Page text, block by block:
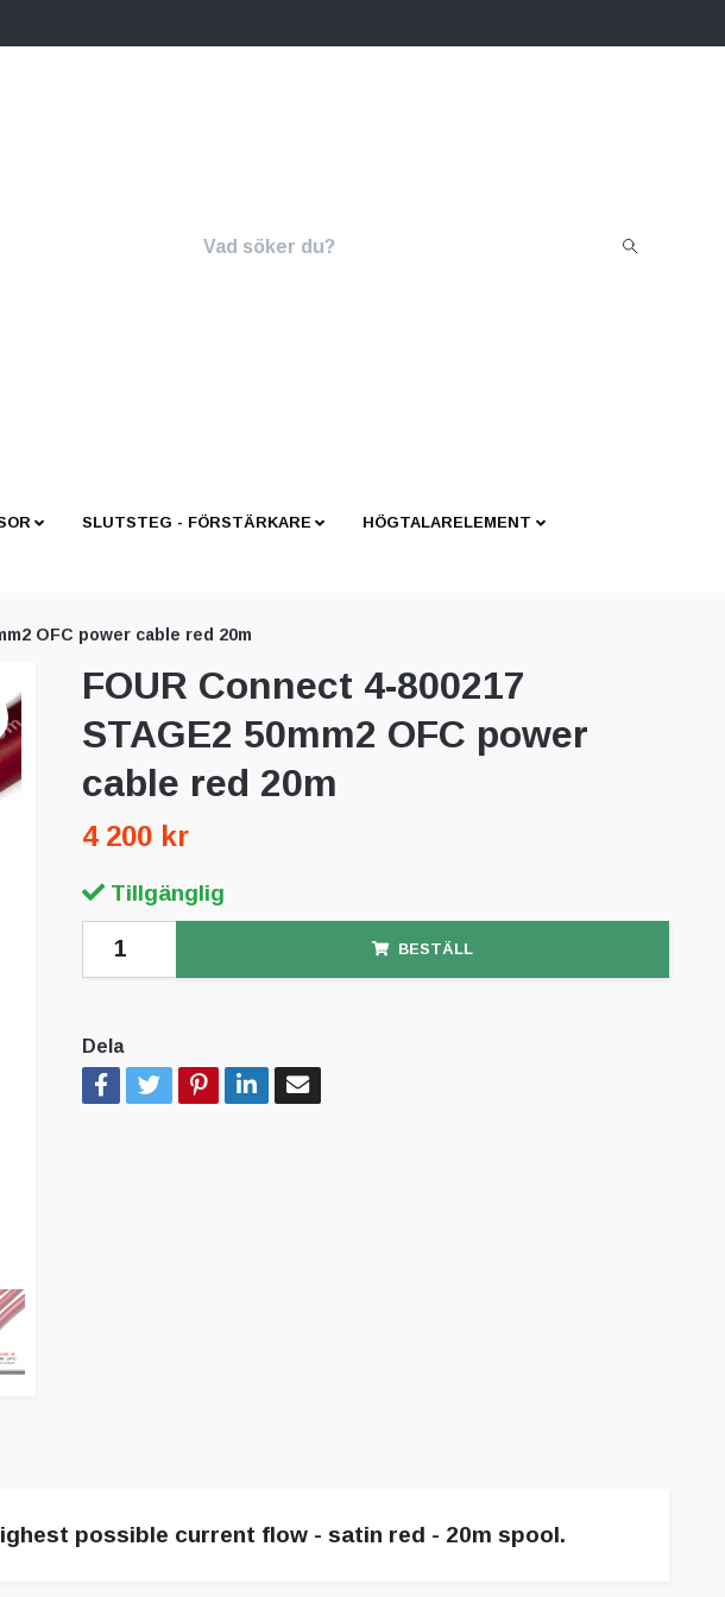
SLUTSTEG - FÖRSTÄRKARE HÖGTALARELEMENT
OFC power cable red 20m
FOUR Connect 4-800217
STAGE2 50mm2 OFC power
cable red 20m
4 200 kr
Tillgänglig
BESTÄLL
Dela
possible current flow - satin red - 20m spool.